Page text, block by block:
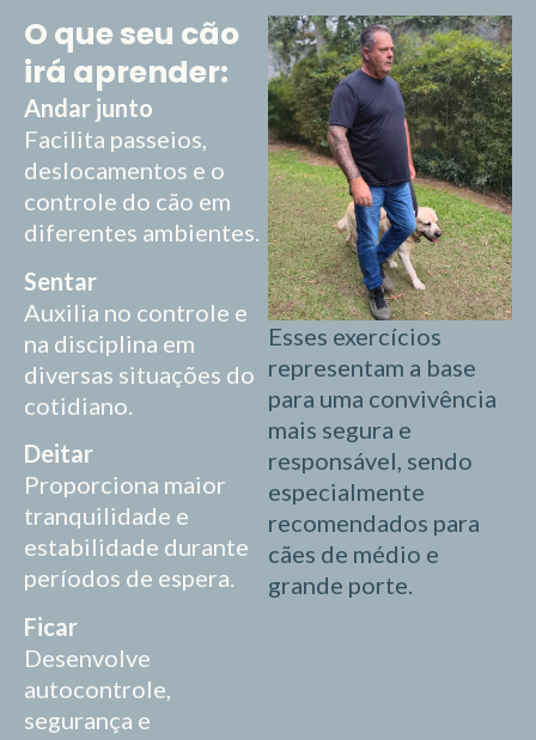
O que seu cão
irá aprender:
Andar junto
Facilita passeios,
deslocamentos e o
controle do cão em
diferentes ambientes.
Sentar
Auxilia no controle e
na disciplina em
diversas situações do
cotidiano.
Deitar
Proporciona maior
tranquilidade e
estabilidade durante
períodos de espera.
Ficar
Desenvolve
autocontrole,
segurança e
Esses exercícios
representam a base
para uma convivência
mais segura e
responsável, sendo
especialmente
recomendados para
cães de médio e
grande porte.